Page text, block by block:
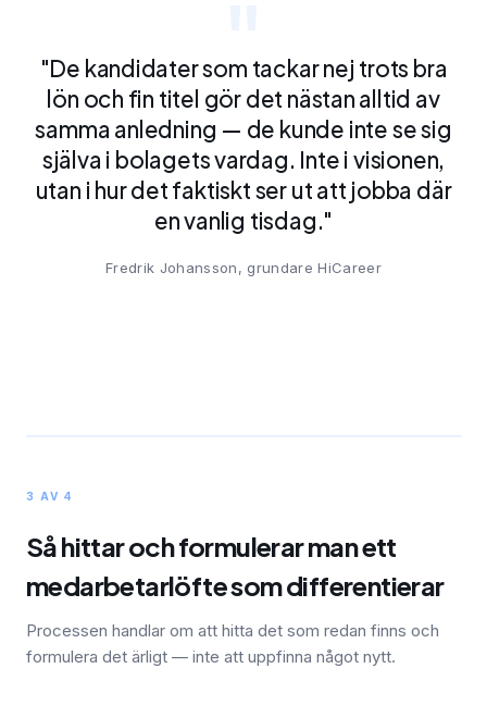
"De kandidater som tackar nej trots bra
lön och fin titel gör det nästan alltid av
samma anledning — de kunde inte se sig
själva i bolagets vardag. Inte i visionen,
utan i hur det faktiskt ser ut att jobba där
en vanlig tisdag."
Fredrik Johansson, grundare HiCareer
3 AV 4
Så hittar och formulerar man ett
medarbetarlöfte som differentierar
Processen handlar om att hitta det som redan finns och
formulera det ärligt — inte att uppfinna något nytt.